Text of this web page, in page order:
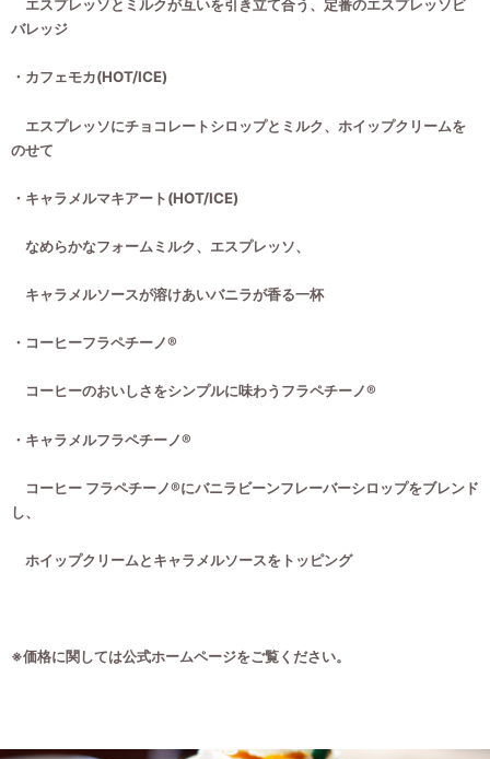
エスプレッソとミルクが互いを引き立て合う、定番のエスプレッソビ
バレッジ
・カフェモカ(HOT/ICE)
エスプレッソにチョコレートシロップとミルク、ホイップクリームを
のせて
・キャラメルマキアート(HOT/ICE)
なめらかなフォームミルク、エスプレッソ、
キャラメルソースが溶けあいバニラが香る一杯
・コーヒーフラペチーノ®
コーヒーのおいしさをシンプルに味わうフラペチーノ®
・キャラメルフラペチーノ®
コーヒー フラペチーノ®にバニラビーンフレーバーシロップをブレンド
し、
ホイップクリームとキャラメルソースをトッピング
※価格に関しては公式ホームページをご覧ください。